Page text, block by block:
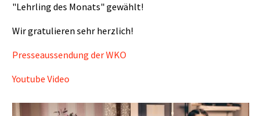
"Lehrling des Monats" gewählt!
Wir gratulieren sehr herzlich!
Presseaussendung der WKO
Youtube Video
Show larger version Show larger version